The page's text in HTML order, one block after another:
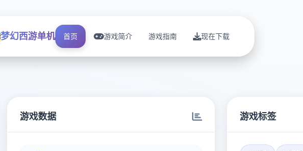
梦幻西游单机 首页 游戏简介 游戏指南 现在下载
游戏数据 游戏标签